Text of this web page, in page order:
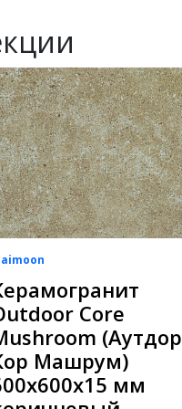
Core
(Аутдор
Машрум)
мм